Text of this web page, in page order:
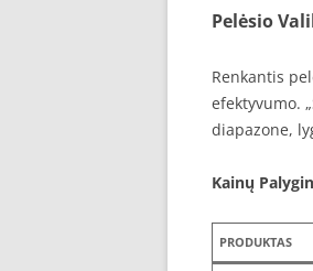
Pelėsio
Renkantis
efektyvumo.
diapazone,
Kainų
PRODUKTAS